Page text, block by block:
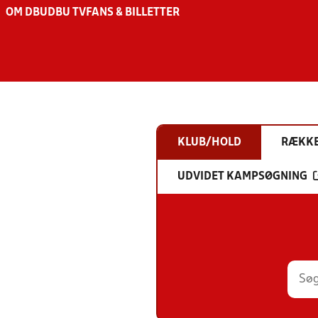
OM DBU DBU TV FANS & BILLETTER
KLUB/HOLD
UDVIDET KAMPSØGNING